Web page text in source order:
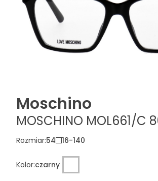
Moschino
MOSCHINO MOL661/C
Rozmiar:54 16-140
Kolor:czarny